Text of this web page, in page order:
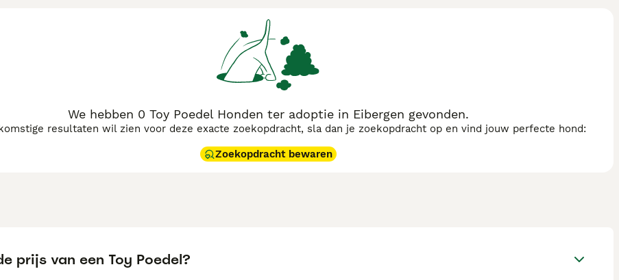
voor informatie over dit hondenras.
We hebben 0 Toy Poedel Honden ter adoptie in Eibergen gevonden.
resultaten wil zien voor deze exacte zoekopdracht, sla dan je zoekopdracht op en vind jouw perfecte hond:
Zoekopdracht bewaren
prijs van een Toy Poedel?